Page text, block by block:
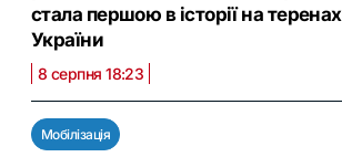
стала першою в історії на теренах
України
8 серпня 18:23
Мобілізація